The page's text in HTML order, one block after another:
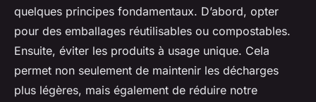
quelques principes fondamentaux. D’abord, opter
pour des emballages réutilisables ou compostables.
Ensuite, éviter les produits à usage unique. Cela
permet non seulement de maintenir les décharges
plus légères, mais également de réduire notre